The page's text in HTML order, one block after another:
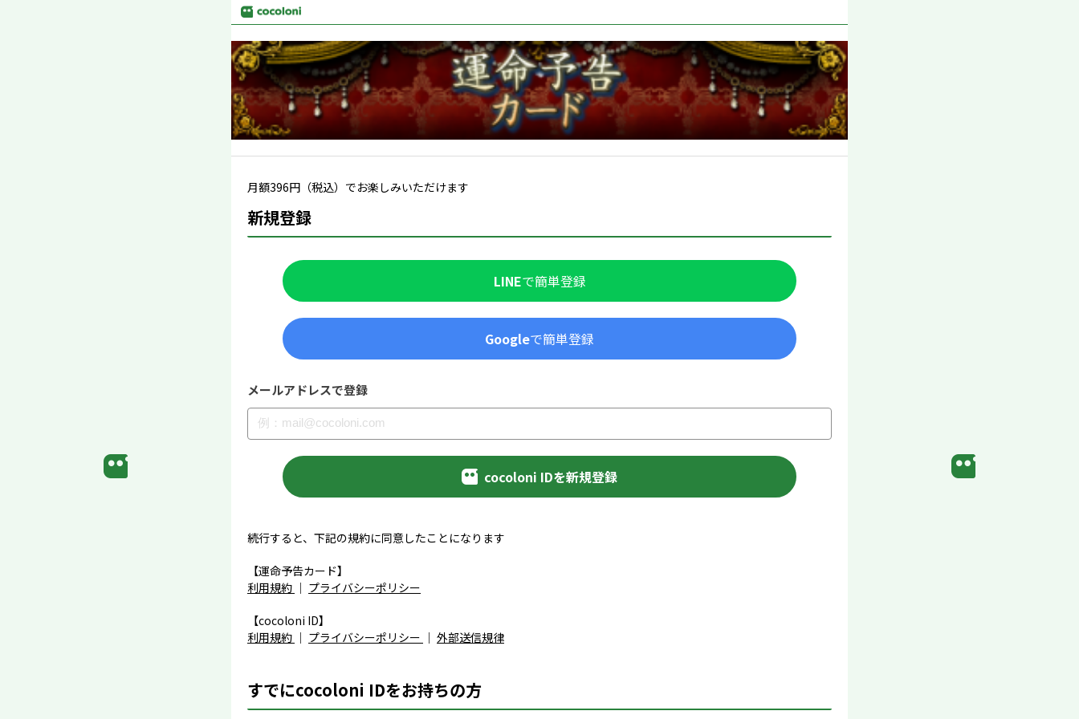
月額396円（税込）でお楽しみいただけます
新規登録
LINEで簡単登録
Googleで簡単登録
メールアドレスで登録
cocoloni IDを新規登録
続行すると、下記の規約に同意したことになります
【運命予告カード】
利用規約 ｜ プライバシーポリシー
【cocoloni ID】
利用規約 ｜ プライバシーポリシー ｜ 外部送信規律
すでにcocoloni IDをお持ちの方